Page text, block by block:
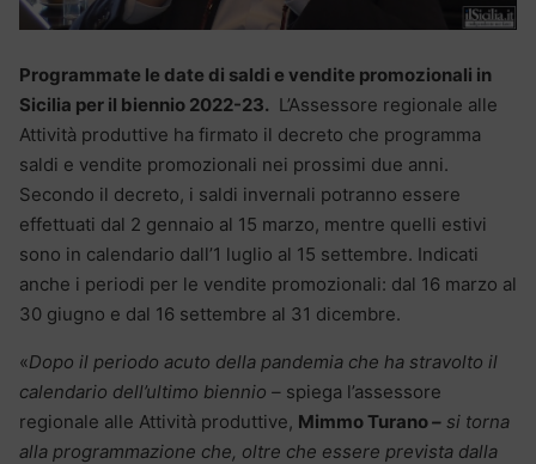
Programmate le date di saldi e vendite promozionali in
Sicilia per il biennio 2022-23. L’Assessore regionale alle
Attività produttive ha firmato il decreto che programma
saldi e vendite promozionali nei prossimi due anni.
Secondo il decreto, i saldi invernali potranno essere
effettuati dal 2 gennaio al 15 marzo, mentre quelli estivi
sono in calendario dall’1 luglio al 15 settembre. Indicati
anche i periodi per le vendite promozionali: dal 16 marzo al
30 giugno e dal 16 settembre al 31 dicembre.
«Dopo il periodo acuto della pandemia che ha stravolto il
calendario dell’ultimo biennio – spiega l’assessore
regionale alle Attività produttive, Mimmo Turano– si torna
alla programmazione che, oltre che essere prevista dalla